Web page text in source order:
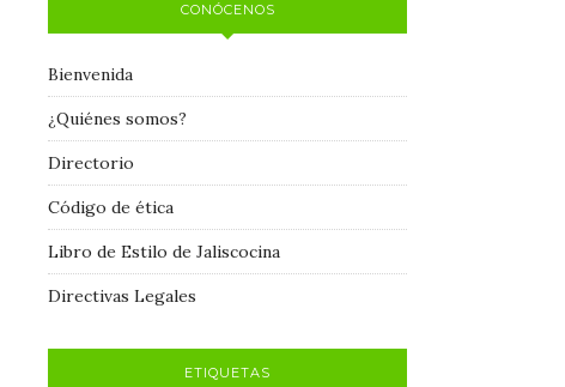
CONÓCENOS
Bienvenida
¿Quiénes somos?
Directorio
Código de ética
Libro de Estilo de Jaliscocina
Directivas Legales
ETIQUETAS